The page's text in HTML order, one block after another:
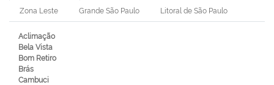
Zona Leste Grande São Paulo Litoral de São Paulo
Aclimação
Bela Vista
Bom Retiro
Brás
Cambuci